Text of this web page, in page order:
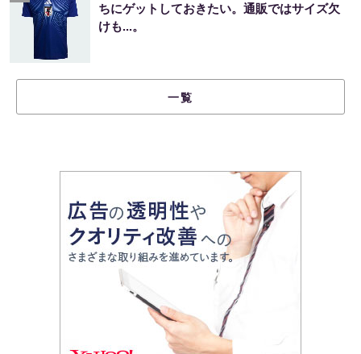
ちにゲットしておきたい。通販ではサイズ欠
けも...。
一覧